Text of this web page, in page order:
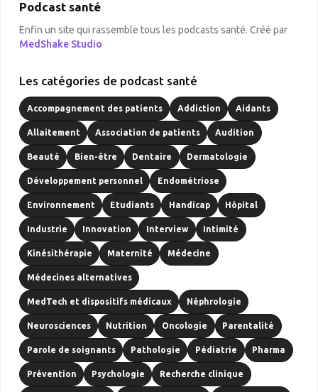
Podcast santé
Enfin un site qui rassemble tous les podcasts santé. Créé par
MedShake Studio
Les catégories de podcast santé
Accompagnement des patients Addiction Aidants
Allaitement Association de patients Audition
Beauté Bien-être Dentaire Dermatologie
Développement personnel Endométriose
Environnement Etudiants Handicap Hôpital
Industrie Innovation Interview Intimité
Kinésithérapie Maternité Médecine
Médecines alternatives
MedTech et dispositifs médicaux Néphrologie
Neurosciences Nutrition Oncologie Parentalité
Parole de soignants Pathologie Pédiatrie Pharma
Prévention Psychologie Recherche clinique